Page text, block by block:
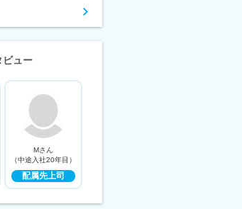
ビュー
Mさん
（中途入社20年目）
配属先上司